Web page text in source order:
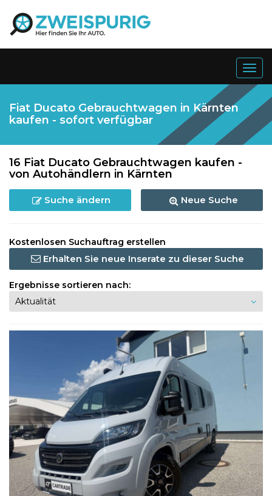
Fiat Ducato Gebrauchtwagen in Kärnten
kaufen - sofort verfügbar
16 Fiat Ducato Gebrauchtwagen kaufen -
von Autohändlern in Kärnten
Suche ändern Neue Suche
Kostenlosen Suchauftrag erstellen
Erhalten Sie neue Inserate zu dieser Suche
Ergebnisse sortieren nach: